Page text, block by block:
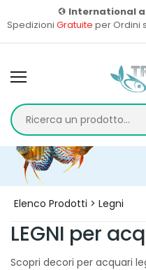
International
Spedizioni Gratuite per Ordini
Home
Elenco Prodotti > Legni
LEGNI per
Scopri decori per acquari